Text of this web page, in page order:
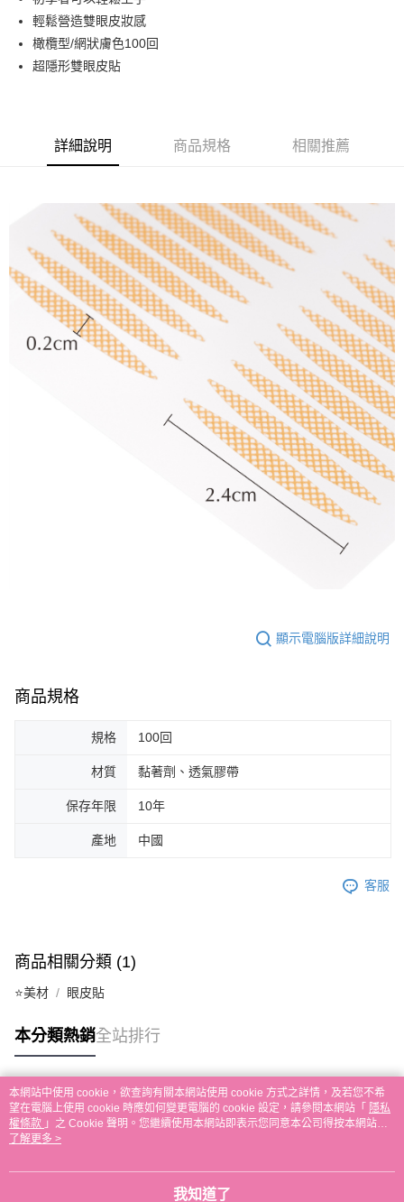
華南商業銀行
上海商業儲蓄銀行
國泰世華商業銀行
臺灣中小企業銀行
玉山商業銀行
星展（台灣）商業銀行
台新國際商業銀行
中國信託商業銀行
LINE Pay
Apple Pay
AFTEE先享後付
AFTEE先享後付是「在收到商品之後才付款」的支付方式。 讓您購物簡單
便利好安心！
１．簡單：不需註冊會員、不需綁卡、不需儲值。
２．便利：只要手機號碼，簡訊認證，即可結帳。
３．安心：先確認商品／服務後，再付款。
【「AFTEE先享後付」結帳流程】
１．於結帳方式選擇「AFTEE先享後付」後，將跳轉至「AFTEE先享後付」
結帳頁面，進行簡訊認證並確認金額後，即可完成結帳。
２．訂單成立數日內，您將收到繳費通知簡訊。
３．收到繳費通知簡訊後14天內，點擊此簡訊中的連結，可透過四大超商／
ATM／網路銀行／等多元方式進行付款，方視為交易完成。
※ 請注意：結帳手續完成當下不需立刻繳費，但若您需要取消訂單，請聯絡
購買商品的店家。未經商家同意取消之訂單仍視為有效，需透過AFTEE先享
※ 交易是否成功請以「AFTEE先享後付 」之結帳頁面顯示為準，若有關於
是否繳費成功／繳費後需取消欲退款等相關疑問，請聯繫「AFTEE先享後付
https://netprotections.freshdesk.com/support/home
１．透過由恩沛科技股份有限公司提供之「AFTEE先享後付」服務完成之交
易，需依本服務之必要範圍內提供個人資料，並將交易相關給付款項請求債
「AFTEE先享後付」，若未經同意申辦者引起之損失，本公司不負相關責
時審查核予不同之上限額度；若仍有額度不足之情形，本公司將視審查結果
請求用戶進行身份認證。
恩沛科技股份有限公司將有權停止該用戶之使用額度並採取法律行動。
運送方式
全家取貨付款
每筆NT$65，滿NT$499(含以上)免運費
付款後全家取貨
每筆NT$65，滿NT$499(含以上)免運費
每筆NT$65，滿NT$499(含以上)免運費
輕鬆營造雙眼皮妝感
橄欖型/網狀膚色100回
超隱形雙眼皮貼
詳細說明 商品規格 相關推薦
顯示電腦版詳細說明
商品規格
規格 100回
材質 黏著劑、透氣膠帶
保存年限 10年
產地 中國
客服
商品相關分類 (1)
⭐美材 眼皮貼
本分類熱銷全站排行
熱門標籤
本網站中使用 cookie，欲查詢有關本網站使用 cookie 方式之詳情，及若您不希
望在電腦上使用 cookie 時應如何變更電腦的 cookie 設定，請參閱本網站「 隱私
權條款 」之 Cookie 聲明。您繼續使用本網站即表示您同意本公司得按本網站使
用條款之 Cookie 聲明使用 cookie。
了解更多 >
我知道了